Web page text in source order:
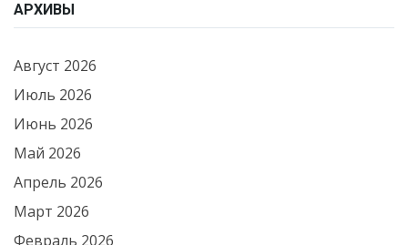
АРХИВЫ
Август 2026
Июль 2026
Июнь 2026
Май 2026
Апрель 2026
Март 2026
Февраль 2026